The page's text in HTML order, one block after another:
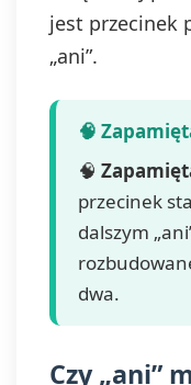
jest przecinek
„ani”.
🧠
przecinek
dalszym
dwa.
Czy „ani”